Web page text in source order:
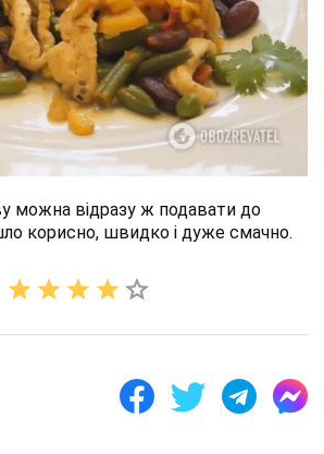
можна відразу ж подавати до
корисно, швидко і дуже смачно.